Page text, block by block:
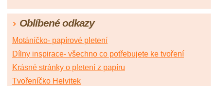
Oblíbené odkazy
Motáníčko- papírové pletení
Dílny inspirace- všechno co potřebujete ke tvoření
Krásné stránky o pletení z papíru
Tvořeníčko Helvitek